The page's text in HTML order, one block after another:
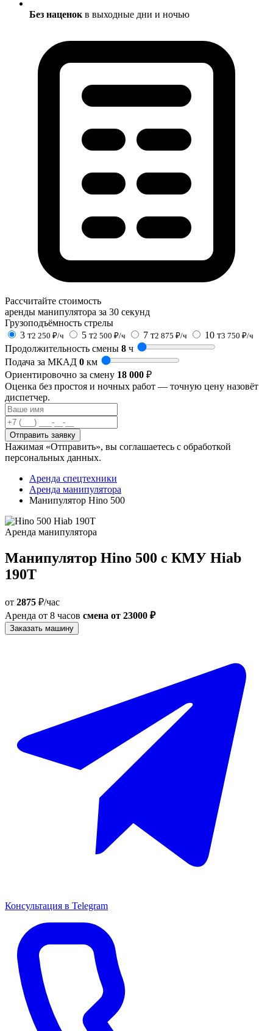
Без наценок в выходные дни и ночью
Рассчитайте стоимость
аренды манипулятора за 30 секунд
Грузоподъёмность стрелы
3 т2 250 ₽/ч 5 т2 500 ₽/ч 7 т2 875 ₽/ч 10 т3 750 ₽/ч
Продолжительность смены 8 ч
Подача за МКАД 0 км
Ориентировочно за смену 18 000 ₽
Оценка без простоя и ночных работ — точную цену назовёт
диспетчер.
Отправить заявку
Нажимая «Отправить», вы соглашаетесь с обработкой
персональных данных.
Аренда спецтехники
Аренда манипулятора
Манипулятор Hino 500
Аренда манипулятора
Манипулятор Hino 500 с КМУ Hiab
190T
от 2875 ₽/час
Аренда от 8 часов смена от 23000 ₽
Заказать машину
Консультация в Telegram